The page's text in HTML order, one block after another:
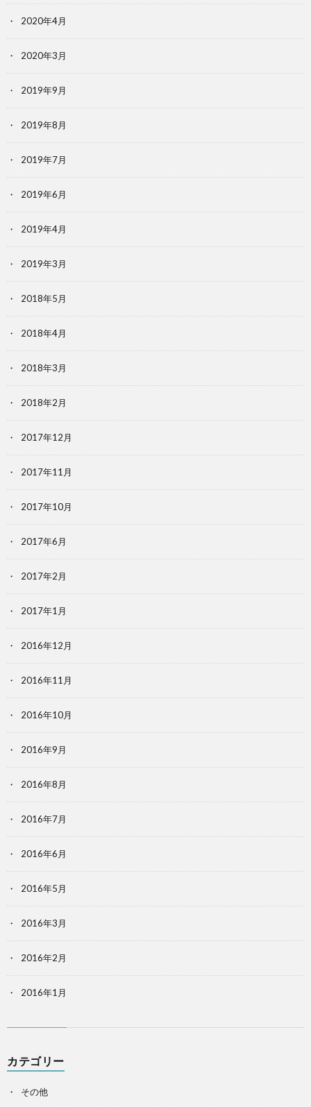
2020年4月
2020年3月
2019年9月
2019年8月
2019年7月
2019年6月
2019年4月
2019年3月
2018年5月
2018年4月
2018年3月
2018年2月
2017年12月
2017年11月
2017年10月
2017年6月
2017年2月
2017年1月
2016年12月
2016年11月
2016年10月
2016年9月
2016年8月
2016年7月
2016年6月
2016年5月
2016年3月
2016年2月
2016年1月
カテゴリー
その他